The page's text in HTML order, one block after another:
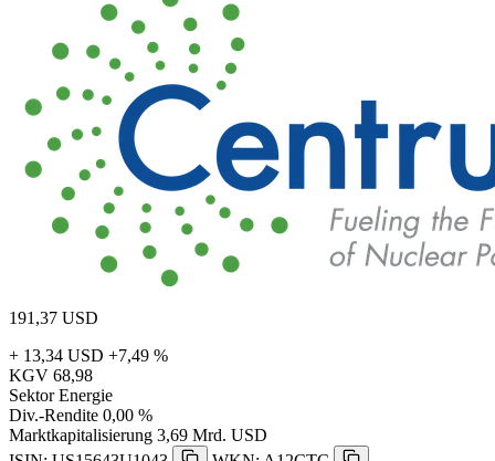
191,37 USD
+ 13,34 USD +7,49 %
KGV 68,98
Sektor Energie
Div.-Rendite 0,00 %
Marktkapitalisierung 3,69 Mrd. USD